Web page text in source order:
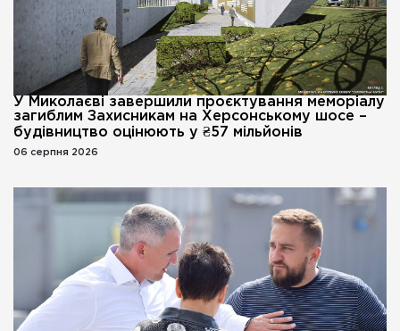
У Миколаєві завершили проєктування меморіалу
загиблим Захисникам на Херсонському шосе –
будівництво оцінюють у ₴57 мільйонів
06 серпня 2026